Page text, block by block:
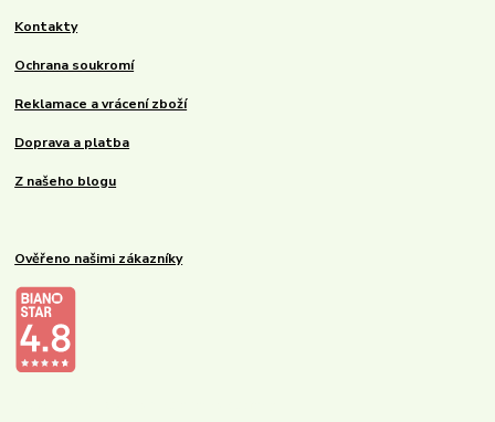
Kontakty
Ochrana soukromí
Reklamace a vrácení zboží
Doprava a platba
Z našeho blogu
Ověřeno našimi zákazníky